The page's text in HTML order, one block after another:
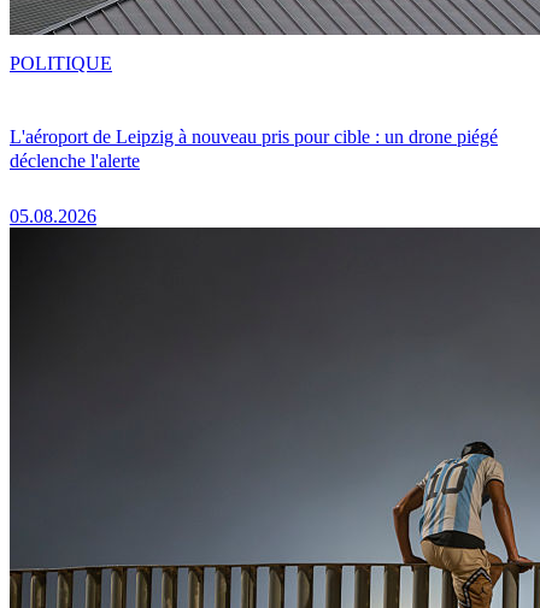
L'aéroport de Leipzig à nouveau pris pour cible : un drone piégé
déclenche l'alerte
05.08.2026
POLITIQUE